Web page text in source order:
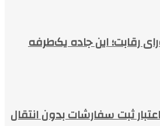
۸۵۶ شورای رقابت؛ این جاده یک‌طرفه
ثبت سفارشات بدون انتقال